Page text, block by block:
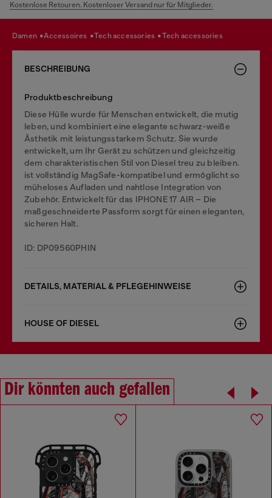
Kostenlose Retouren. Kostenloser Versand nur für Mitglieder.
damen accessoires tech accessories tech accessories
BESCHREIBUNG
Produktbeschreibung
Diese Hülle wurde für Menschen entwickelt, die mutig
leben, und kombiniert eine elegante schwarz-weiße
Ästhetik mit leistungsstarkem Schutz. Sie wurde
entwickelt, um Ihr Gerät zu schützen und gleichzeitig
dem charakteristischen Stil von Diesel treu zu bleiben.
ist vollständig MagSafe-kompatibel und ermöglicht so
müheloses Aufladen und nahtlose Integration von
Zubehör. Entwickelt für das IPHONE 17 AIR – Die
maßgeschneiderte Passform sorgt für einen eleganten,
sicheren Halt.
ID: DP09560PHIN
DETAILS, MATERIAL & PFLEGEHINWEISE
HOUSE OF DIESEL
Dir könnten auch gefallen